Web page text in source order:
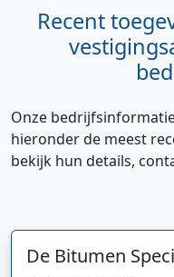
Recent
Onze
hieronder de meest
bekijk hun details,
De Bitumen